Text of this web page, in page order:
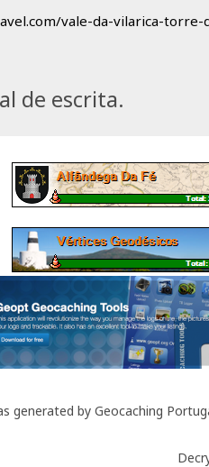
vale-da-vilarica-
de escrita.
generated by Geocaching